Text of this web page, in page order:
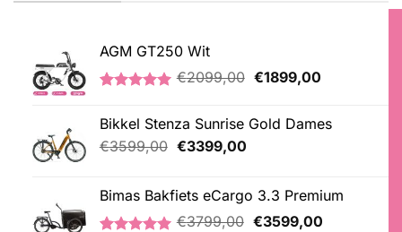
AGM GT250 Wit
gebaseerd
op
klantbeoordeling
€2099,00 Oorspronkelijke
€2099,00.
€1899,00Huidige
€1899,00.
Bikkel Stenza Sunrise Gold Dames
€3599,00 Oorspronkelijke
€3599,00.
€3399,00Huidige
€3399,00.
Bimas Bakfiets eCargo 3.3 Premium
€3799,00 Oorspronkelijke
€3599,00Huidige